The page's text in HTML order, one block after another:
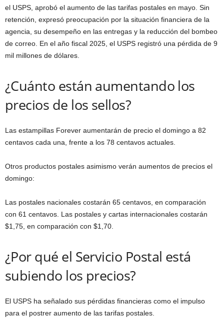
el USPS, aprobó el aumento de las tarifas postales en mayo. Sin
retención, expresó preocupación por la situación financiera de la
agencia, su desempeño en las entregas y la reducción del bombeo
de correo. En el año fiscal 2025, el USPS registró una pérdida de 9
mil millones de dólares.
¿Cuánto están aumentando los
precios de los sellos?
Las estampillas Forever aumentarán de precio el domingo a 82
centavos cada una, frente a los 78 centavos actuales.
Otros productos postales asimismo verán aumentos de precios el
domingo:
Las postales nacionales costarán 65 centavos, en comparación
con 61 centavos. Las postales y cartas internacionales costarán
$1,75, en comparación con $1,70.
¿Por qué el Servicio Postal está
subiendo los precios?
El USPS ha señalado sus pérdidas financieras como el impulso
para el postrer aumento de las tarifas postales.